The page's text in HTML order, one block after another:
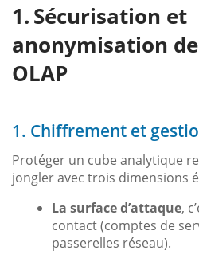
Sécurisation et
anonymisation
OLAP
1. Chiffrement et
Protéger un cube analytique
jongler avec trois dimensions
La surface d’attaque,
contact (comptes de
passerelles réseau).